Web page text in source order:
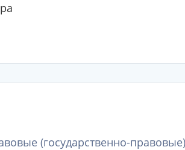
(государственно-